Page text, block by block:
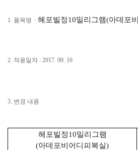
1. 품목명 : 헤포빌정10밀리그램(아데포
2. 적용일자 : 2017. 09. 16
3. 변경 내용
헤포빌정10밀리그램
(아데포비어디피복실)